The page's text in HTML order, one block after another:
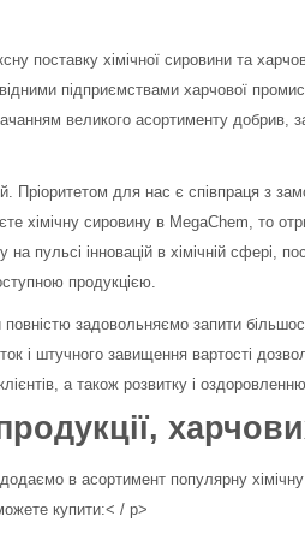
поставку хімічної сировини та
підприємствами харчової
великого асортименту добрив,
Пріоритетом для нас є співпраця з
хімічну сировину в MegaChem, то
пульсі інновацій в хімічній сфері,
продукцією.
повністю задовольняємо запити
і штучного завищення вартості
а також розвитку і
в асортимент популярну
купити:< / p>